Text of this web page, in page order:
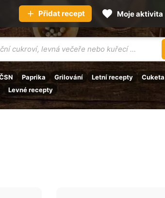
Paprika Grilování Letní recepty Cuketa
Levné recepty
Přidat recept Moje aktivita